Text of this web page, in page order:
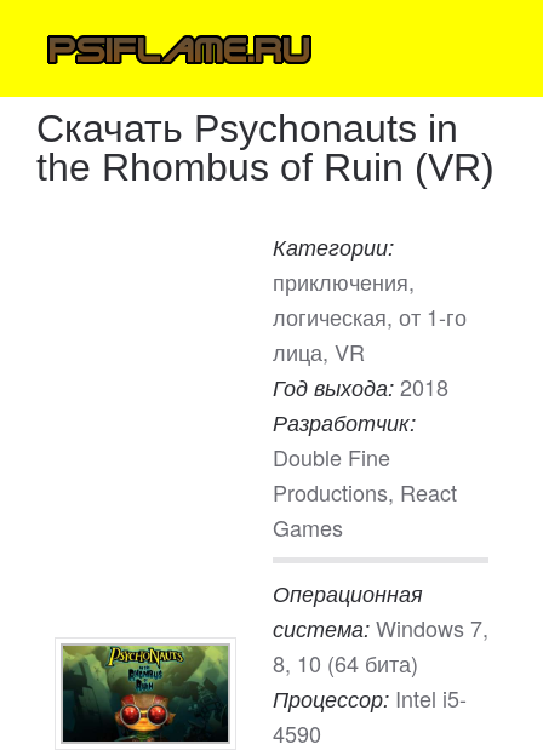
Скачать Psychonauts in
the Rhombus of Ruin (VR)
Категории:
приключения,
логическая, от 1-го
лица, VR
Год выхода: 2018
Разработчик:
Double Fine
Productions, React
Games
Операционная
система: Windows 7,
8, 10 (64 бита)
Процессор: Intel i5-
4590